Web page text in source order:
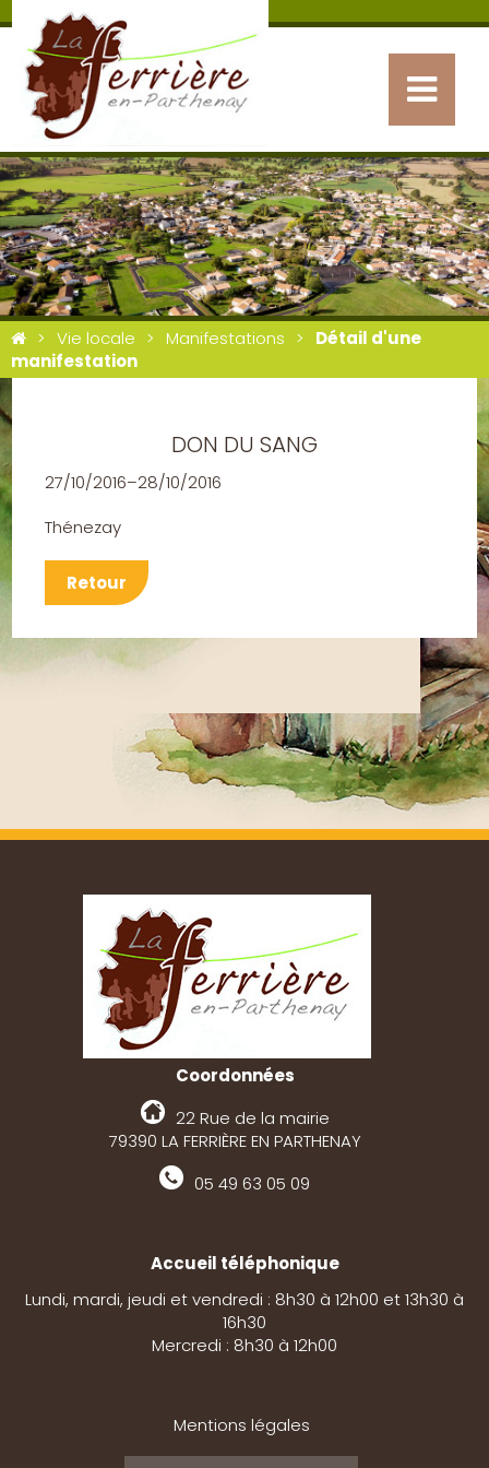
Vie locale Manifestations
Détail d'une
manifestation
DON DU SANG
27/10/2016–28/10/2016
Thénezay
Retour
Coordonnées
22 Rue de la mairie
79390 LA FERRIÈRE EN PARTHENAY
05 49 63 05 09
Accueil téléphonique
Lundi, mardi, jeudi et vendredi : 8h30 à 12h00 et 13h30 à
16h30
Mercredi : 8h30 à 12h00
Mentions légales